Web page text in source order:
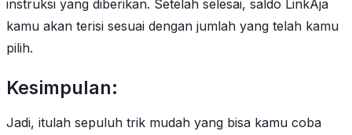
instruksi yang diberikan. Setelah selesai, saldo LinkAja
kamu akan terisi sesuai dengan jumlah yang telah kamu
pilih.
Kesimpulan:
Jadi, itulah sepuluh trik mudah yang bisa kamu coba